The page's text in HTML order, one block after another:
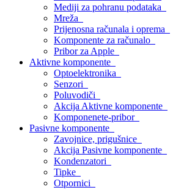
Mediji za pohranu podataka
Mreža
Prijenosna računala i oprema
Komponente za računalo
Pribor za Apple
Aktivne komponente
Optoelektronika
Senzori
Poluvodiči
Akcija Aktivne komponente
Komponenete-pribor
Pasivne komponente
Zavojnice, prigušnice
Akcija Pasivne komponente
Kondenzatori
Tipke
Otpornici